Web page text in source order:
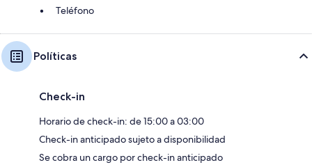
Teléfono
Políticas
Check-in
Horario de check-in: de 15:00 a 03:00
Check-in anticipado sujeto a disponibilidad
Se cobra un cargo por check-in anticipado